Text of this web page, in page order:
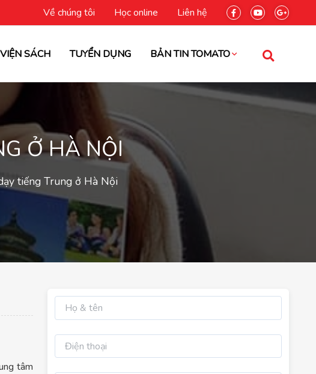
Về chúng tôi Học online Liên hệ
SÁCH TUYỂN DỤNG BẢN TIN TOMATO
Ở HÀ NỘI
tiếng Trung ở Hà Nội
tâm